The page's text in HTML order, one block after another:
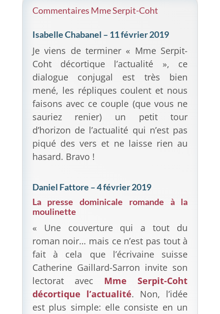
Commentaires Mme Serpit-Coht
Isabelle Chabanel – 11 février 2019
Je viens de terminer « Mme Serpit-
Coht décortique l’actualité », ce
dialogue conjugal est très bien
mené, les répliques coulent et nous
faisons avec ce couple (que vous ne
sauriez renier) un petit tour
d’horizon de l’actualité qui n’est pas
piqué des vers et ne laisse rien au
hasard. Bravo !
Daniel Fattore – 4 février 2019
La presse dominicale romande à la
moulinette
« Une couverture qui a tout du
roman noir… mais ce n’est pas tout à
fait à cela que l’écrivaine suisse
Catherine Gaillard-Sarron invite son
lectorat avec Mme Serpit-Coht
décortique l’actualité. Non, l’idée
est plus simple: elle consiste en un